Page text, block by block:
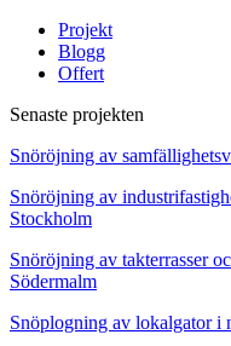
Projekt
Blogg
Offert
Senaste projekten
Snöröjning av
Snöröjning av
Stockholm
Snöröjning av takterrasser
Södermalm
Snöplogning av lokalgator i